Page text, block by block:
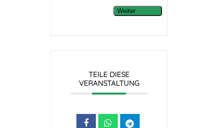
Weiter
TEILE DIESE
VERANSTALTUNG